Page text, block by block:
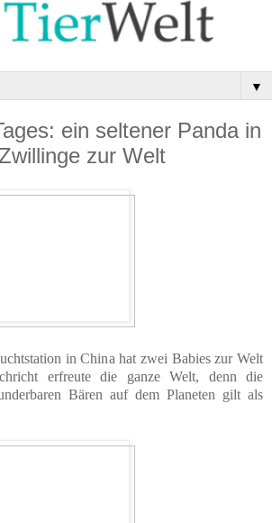
▼
ein seltener Panda in
zur Welt
in China hat zwei Babies zur Welt
erfreute die ganze Welt, denn die
Bären auf dem Planeten gilt als